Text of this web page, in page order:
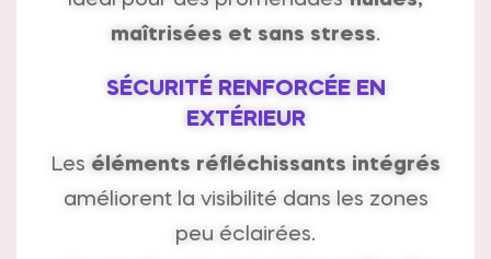
maîtrisées et sans stress.
SÉCURITÉ RENFORCÉE EN
EXTÉRIEUR
Les éléments réfléchissants intégrés
améliorent la visibilité dans les zones
peu éclairées.